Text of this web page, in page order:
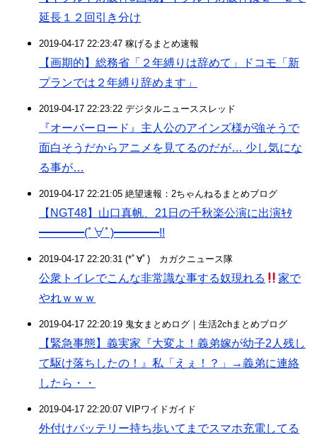
延長１２回引き分け
2019-04-17 22:23:47 稼げるまとめ速報
【画期的】総務省「２年縛りは辞めて」ドコモ「新
プランでは２年縛り辞めます」
2019-04-17 22:23:22 デジタルニューススレッド
『オーバーロード』主人公のアインズ様が強そうで
面白そうだからアニメを見てるのだが… 少し気にな
る事が…
2019-04-17 22:21:05 絶望速報：2ちゃんねるまとめブログ
【NGT48】山口真帆、21日の千秋楽公演に出演ｷﾀ
━━━━(ﾟ∀ﾟ)━━━━!!
2019-04-17 22:20:31 (*ﾟ∀ﾟ)ゞカガクニュース隊
公衆トイレでこんな非常識な事する奴現れる
家で
やれｗｗｗ
2019-04-17 22:20:19 鬼女まとめログ｜生活2chまとめブログ
【緊急事態】義実家『大変よ！義弟嫁が幼子2人残し
て駆け落ちしたの！』私「えぇ！？」→義弟に連絡
したら・・
2019-04-17 22:20:07 VIPワイドガイド
外付けバッテリー持ち歩いてまでスマホ充電してる